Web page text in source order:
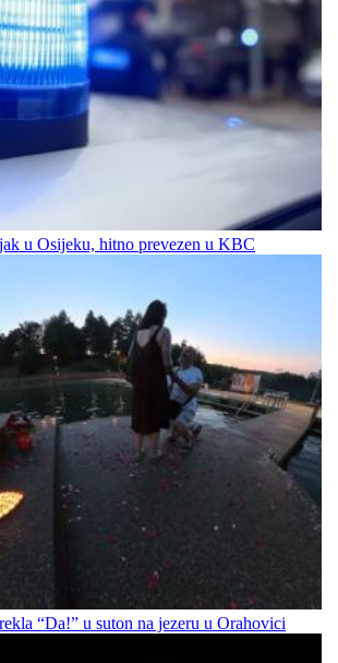
u Osijeku, hitno prevezen u KBC
“Da!” u suton na jezeru u Orahovici